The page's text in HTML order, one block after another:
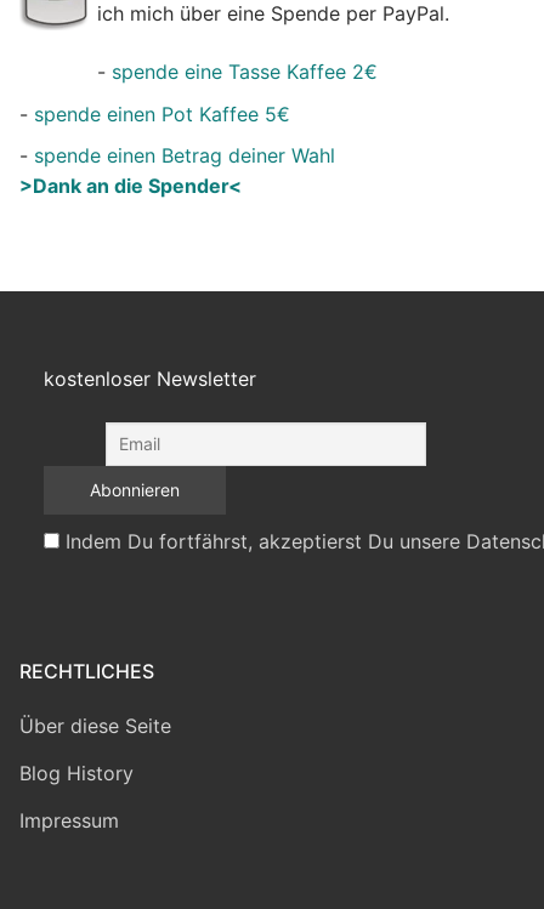
ich mich über eine Spende per PayPal.
- spende eine Tasse Kaffee 2€
- spende einen Pot Kaffee 5€
- spende einen Betrag deiner Wahl
>Dank an die Spender<
kostenloser Newsletter
Indem Du fortfährst, akzeptierst Du unsere
RECHTLICHES
Über diese Seite
Blog History
Impressum